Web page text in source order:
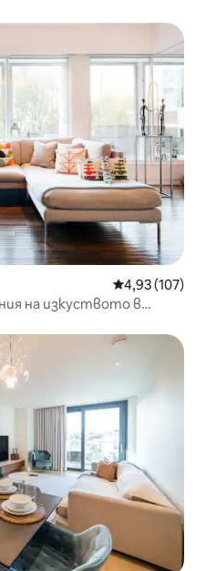
Средна
4,93 (107)
на изкуството в